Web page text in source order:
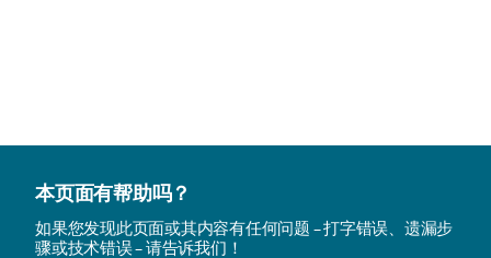
本页面有帮助吗？
如果您发现此页面或其内容有任何问题 – 打字错误、遗漏步
骤或技术错误 – 请告诉我们！